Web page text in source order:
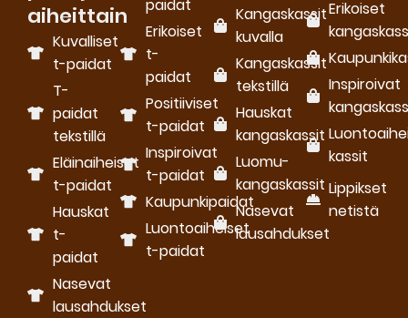
aiheittain
Kuvalliset
t-paidat
T-
paidat
tekstillä
Eläinaiheiset
t-paidat
Hauskat
t-
paidat
Nasevat
lausahdukset
paidat
Erikoiset
t-
paidat
Positiiviset
t-paidat
Inspiroivat
t-paidat
Kaupunkipaidat
Luontoaiheiset
t-paidat
Kangaskassit
kuvalla
Kangaskassit
tekstillä
Hauskat
kangaskassit
Luomu­
kangaskassit
Nasevat
lausahdukset
Erikoiset
Inspiroivat
kassit
Lippikset
netistä